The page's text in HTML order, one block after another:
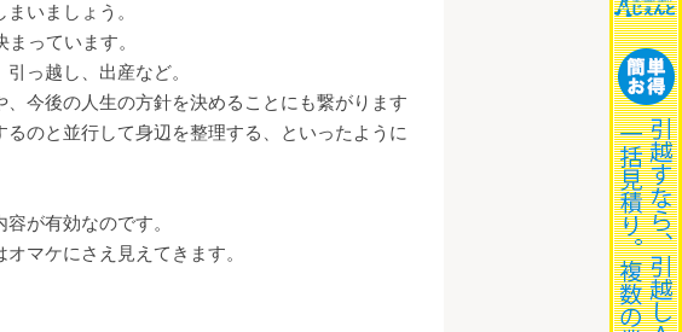
いましょう。
っています。
っ越し、出産など。
今後の人生の方針を決めることにも繋がります
のと並行して身辺を整理する、といったように
が有効なのです。
マケにさえ見えてきます。